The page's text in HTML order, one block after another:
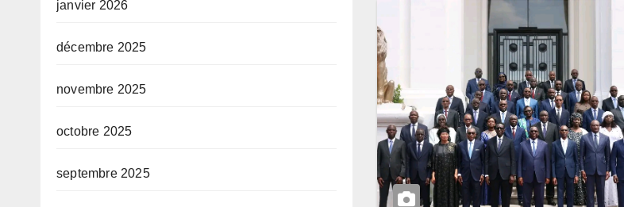
janvier 2026
décembre 2025
novembre 2025
octobre 2025
septembre 2025